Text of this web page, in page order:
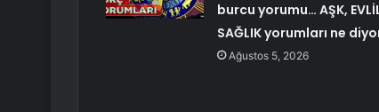
burcu yorumu… AŞK,
SAĞLIK yorumları ne
Ağustos 5, 2026